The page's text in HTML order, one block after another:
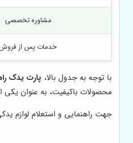
مشاوره تخصصی
خدمات پس از
با توجه به جدول بالا، پارت یدک
محصولات باکیفیت، به عنوان یکی
جهت راهنمایی و استعلام لوازم